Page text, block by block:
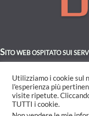
Sito web ospitato sui
Utilizziamo i cookie sul
l'esperienza più
visite ripetute.
TUTTI i cookie.